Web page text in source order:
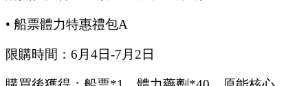
• 船票體力特惠禮包A
限購時間： 6月 4日-7月 2 日